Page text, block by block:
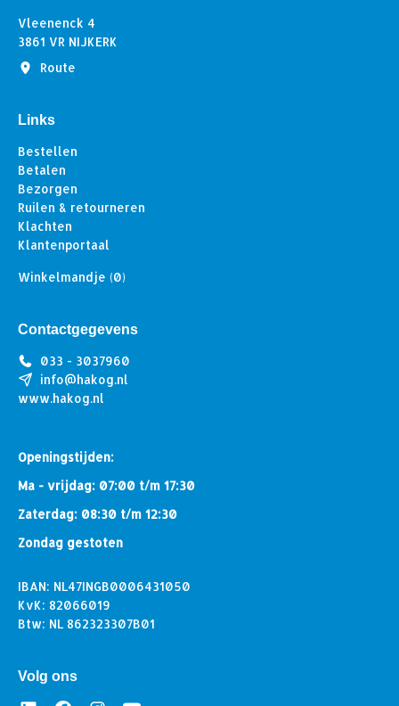
Vleenenck 4
3861 VR NIJKERK
Route
Links
Bestellen
Betalen
Bezorgen
Ruilen & retourneren
Klachten
Klantenportaal
Winkelmandje (0)
Contactgegevens
033 - 3037960
info@hakog.nl
www.hakog.nl
Openingstijden:
Ma - vrijdag: 07:00 t/m 17:30
Zaterdag: 08:30 t/m 12:30
Zondag gestoten
IBAN: NL47INGB0006431050
KvK: 82066019
Btw: NL 862323307B01
Volg ons